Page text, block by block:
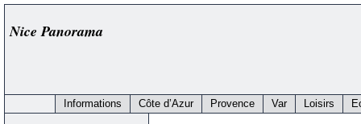
Nice Panorama
Informations Côte d’Azur Provence Var Loisirs